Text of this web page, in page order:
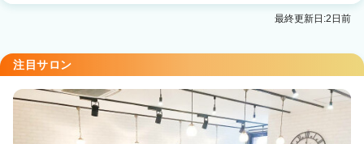
UNIX アリオ蘇我店
UNIX モザイクモール港北店
UNIX ららぽーと豊洲店
豊洲駅 徒歩3分
最終更新日:2日前
注目サロン